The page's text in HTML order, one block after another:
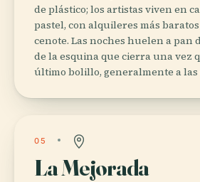
de plástico; los artistas viven en
pastel, con alquileres más
cenote. Las noches huelen a pan
de la esquina que cierra una vez
último bolillo, generalmente a las
05
La Mejorada